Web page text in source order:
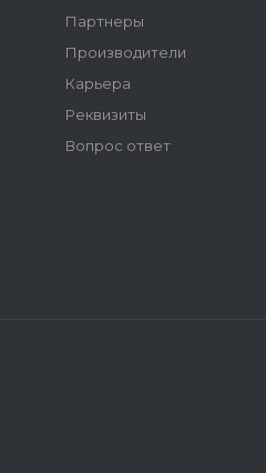
Партнеры
Производители
Карьера
Реквизиты
Вопрос ответ